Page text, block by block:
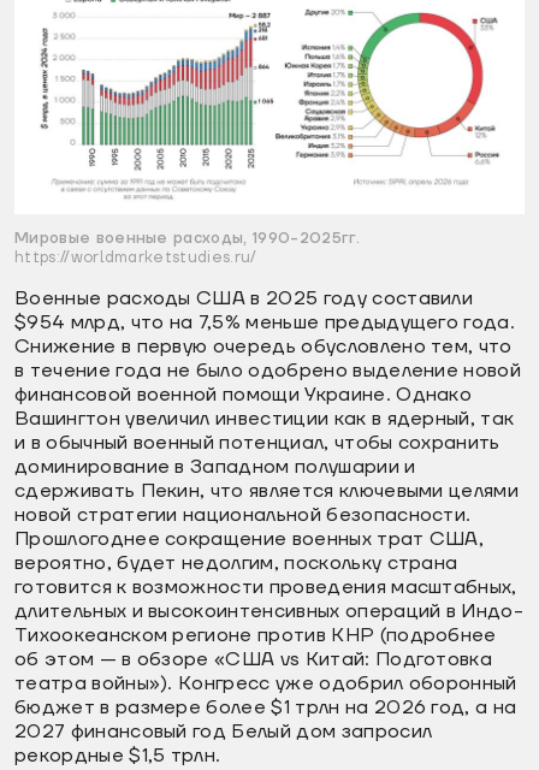
Мировые военные расходы, 1990-2025гг.
https://worldmarketstudies.ru/
Военные расходы США в 2025 году составили
$954 млрд, что на 7,5% меньше предыдущего года.
Снижение в первую очередь обусловлено тем, что
в течение года не было одобрено выделение новой
финансовой военной помощи Украине. Однако
Вашингтон увеличил инвестиции как в ядерный, так
и в обычный военный потенциал, чтобы сохранить
доминирование в Западном полушарии и
сдерживать Пекин, что является ключевыми целями
новой стратегии национальной безопасности.
Прошлогоднее сокращение военных трат США,
вероятно, будет недолгим, поскольку страна
готовится к возможности проведения масштабных,
длительных и высокоинтенсивных операций в Индо-
Тихоокеанском регионе против КНР (подробнее
об этом — в обзоре «США vs Китай: Подготовка
театра войны»). Конгресс уже одобрил оборонный
бюджет в размере более $1 трлн на 2026 год, а на
2027 финансовый год Белый дом запросил
рекордные $1,5 трлн.